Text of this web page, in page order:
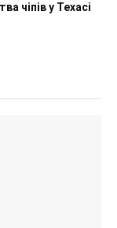
чіпів у Техасі